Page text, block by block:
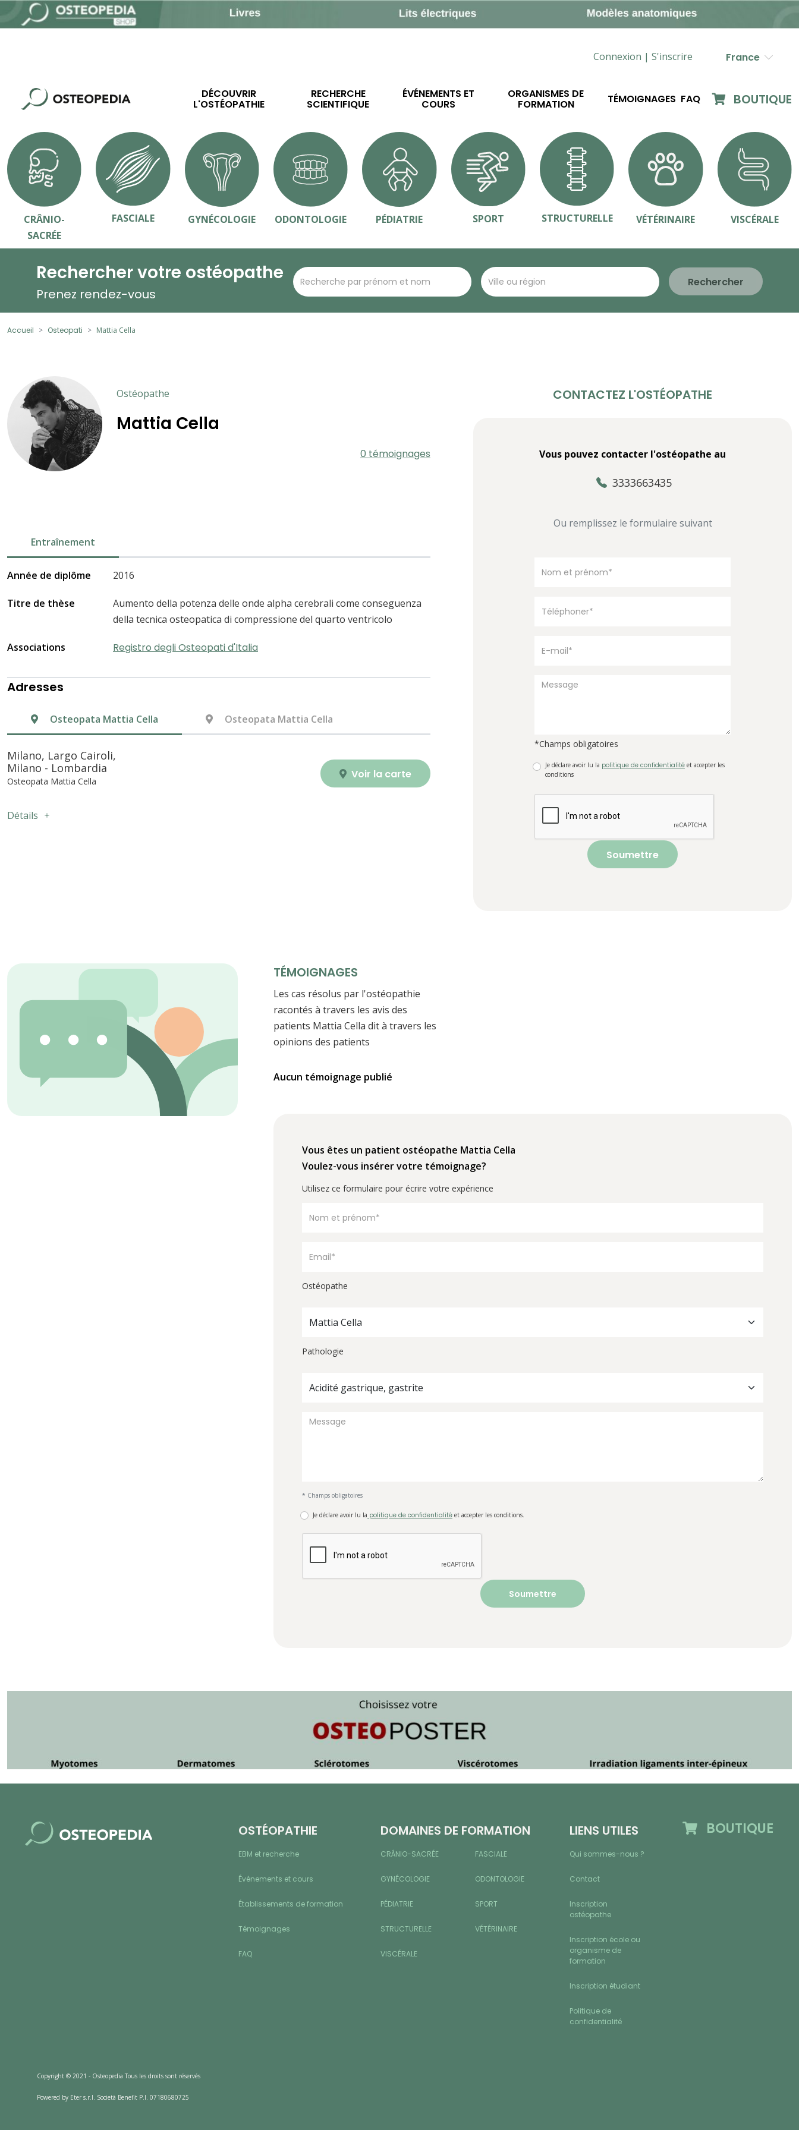
Connexion | S'inscrire France
DÉCOUVRIR
L'OSTÉOPATHIE
RECHERCHE
SCIENTIFIQUE
ÉVÉNEMENTS ET
COURS
ORGANISMES DE
FORMATION TÉMOIGNAGES FAQ BOUTIQUE
CRÂNIO-
SACRÉE
FASCIALE GYNÉCOLOGIE ODONTOLOGIE PÉDIATRIE SPORT STRUCTURELLE VÉTÉRINAIRE VISCÉRALE
Rechercher votre ostéopathe
Prenez rendez-vous
Rechercher
Accueil Osteopati Mattia Cella
Ostéopathe
Mattia Cella
0 témoignages
Entraînement
Année de diplôme 2016
Titre de thèse
Aumento della potenza delle onde alpha cerebrali come conseguenza
della tecnica osteopatica di compressione del quarto ventricolo
Associations Registro degli Osteopati d'Italia
Adresses
Osteopata Mattia Cella Osteopata Mattia Cella
Milano, Largo Cairoli,
Milano - Lombardia
Osteopata Mattia Cella Voir la carte
Détails
CONTACTEZ L'OSTÉOPATHE
Vous pouvez contacter l'ostéopathe au
3333663435
Ou remplissez le formulaire suivant
*Champs obligatoires
Je déclare avoir lu la politique de confidentialité et accepter les
conditions
Soumettre
TÉMOIGNAGES
Les cas résolus par l'ostéopathie
racontés à travers les avis des
patients Mattia Cella dit à travers les
opinions des patients
Aucun témoignage publié
Vous êtes un patient ostéopathe Mattia Cella
Voulez-vous insérer votre témoignage?
Utilisez ce formulaire pour écrire votre expérience
Ostéopathe
Mattia Cella
Pathologie
Acidité gastrique, gastrite
* Champs obligatoires
Je déclare avoir lu la politique de confidentialité et accepter les conditions.
OSTÉOPATHIE
EBM et recherche
Événements et cours
Établissements de formation
Témoignages
FAQ
DOMAINES DE FORMATION
CRÂNIO-SACRÉE FASCIALE
GYNÉCOLOGIE ODONTOLOGIE
PÉDIATRIE SPORT
STRUCTURELLE VÉTÉRINAIRE
VISCÉRALE
LIENS UTILES
Qui sommes-nous ?
Contact
Inscription
ostéopathe
Inscription école ou
organisme de
formation
Inscription étudiant
Politique de
confidentialité
BOUTIQUE
Copyright © 2021 - Osteopedia Tous les droits sont réservés
Powered by Eter s.r.l. Società Benefit P.I. 07180680725